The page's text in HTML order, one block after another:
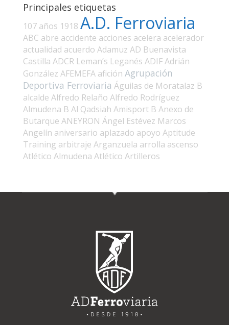
Principales etiquetas
107 años 1918 A.D. Ferroviaria
ABC abre accidente acciones acelera acelerador
actualidad acuerdo Adamuz AD Buenavista
Castilla ADCR Leman’s Leganés ADIFAdrián
González AFEMEFA afición Agrupación
Deportiva Ferroviaria Águilas de Moratalaz B
alcalde Alfredo Relaño Alfredo Rodríguez
Almudena B Al Qadsiah Amisport B Anexo de
Butarque ANEYRON Ángel Estévez Marcos
Angelín aniversario aplazado apoyo Aptitude
Training arbitraje Arganzuela arrolla ascenso
Atlético Almudena Atlético Artilleros